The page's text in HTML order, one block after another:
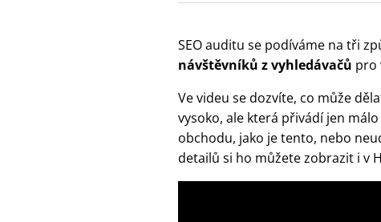
SEO auditu se podíváme na tři
návštěvníků z vyhledávačů pro
Ve videu se dozvíte, co může
vysoko, ale která přivádí jen
obchodu, jako je tento, nebo
detailů si ho můžete zobrazit i v